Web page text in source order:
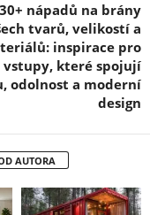
30+ nápadů na brány
tvarů, velikostí a
inspirace pro
vstupy, které spojují
odolnost a moderní
design
AUTORA